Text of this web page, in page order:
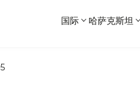
国际 哈萨克斯坦